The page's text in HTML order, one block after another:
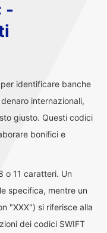
-
identificare banche
internazionali,
giusto. Questi codici
bonifici e
o 11 caratteri. Un
specifica, mentre un
"XXX") si riferisce alla
dei codici SWIFT